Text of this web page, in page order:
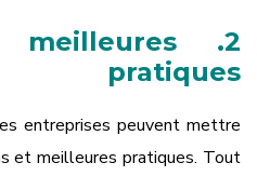
meilleures
pratiques
entreprises peuvent mettre
et meilleures pratiques. Tout